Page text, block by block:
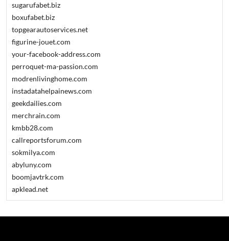
sugarufabet.biz
boxufabet.biz
topgearautoservices.net
figurine-jouet.com
your-facebook-address.com
perroquet-ma-passion.com
modrenlivinghome.com
instadatahelpainews.com
geekdailies.com
merchrain.com
kmbb28.com
callreportsforum.com
sokmilya.com
abyluny.com
boomjavtrk.com
apklead.net